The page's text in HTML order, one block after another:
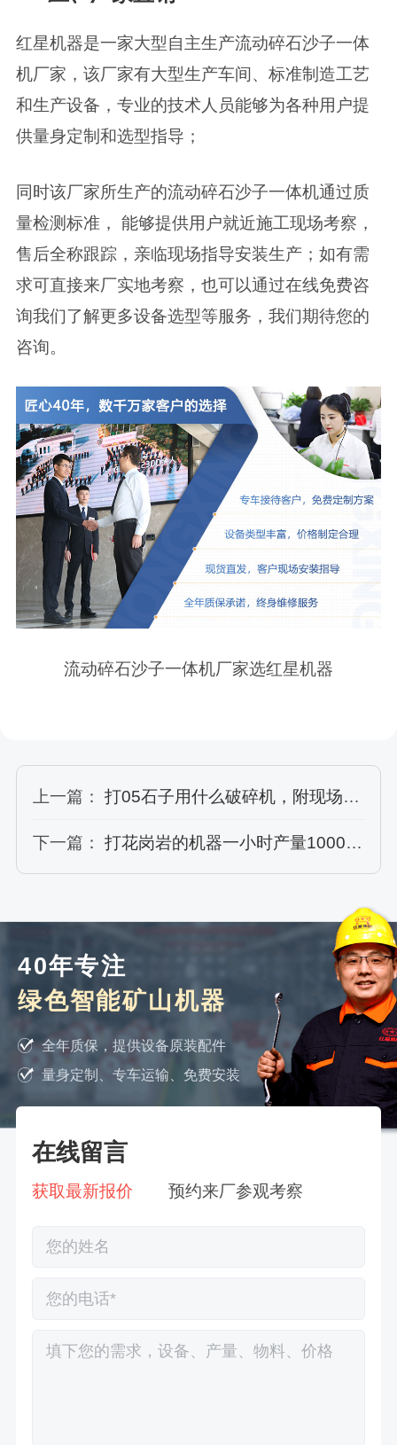
红星机器是一家大型自主生产流动碎石沙子一体
机厂家，该厂家有大型生产车间、标准制造工艺
和生产设备，专业的技术人员能够为各种用户提
供量身定制和选型指导；
同时该厂家所生产的流动碎石沙子一体机通过质
量检测标准， 能够提供用户就近施工现场考察，
售后全称跟踪，亲临现场指导安装生产；如有需
求可直接来厂实地考察，也可以通过在线免费咨
询我们了解更多设备选型等服务，我们期待您的
咨询。
流动碎石沙子一体机厂家选红星机器
上一篇： 打05石子用什么破碎机，附现场视频
下一篇： 打花岗岩的机器一小时产量1000吨多少钱？含现场视频
40年专注
绿色智能矿山机器
全年质保，提供设备原装配件
量身定制、专车运输、免费安装
在线留言
获取最新报价 预约来厂参观考察